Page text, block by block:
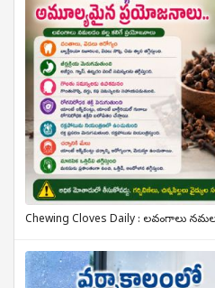
Chewing Cloves Daily : లవంగాలు